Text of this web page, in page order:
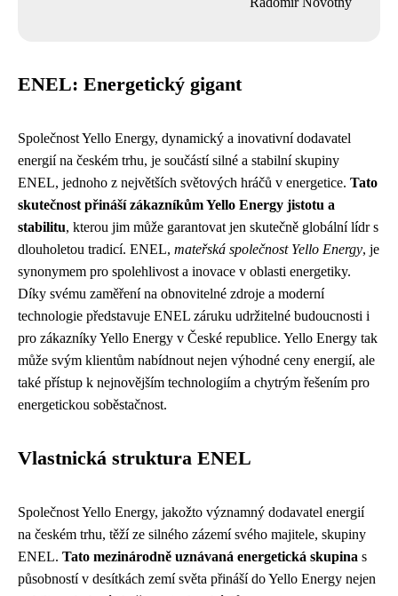
ENEL: Energetický gigant
Společnost Yello Energy, dynamický a inovativní dodavatel
energií na českém trhu, je součástí silné a stabilní skupiny
ENEL, jednoho z největších světových hráčů v energetice. Tato
skutečnost přináší zákazníkům Yello Energy jistotu a
stabilitu, kterou jim může garantovat jen skutečně globální lídr s
dlouholetou tradicí. ENEL, mateřská společnost Yello Energy, je
synonymem pro spolehlivost a inovace v oblasti energetiky.
Díky svému zaměření na obnovitelné zdroje a moderní
technologie představuje ENEL záruku udržitelné budoucnosti i
pro zákazníky Yello Energy v České republice. Yello Energy tak
může svým klientům nabídnout nejen výhodné ceny energií, ale
také přístup k nejnovějším technologiím a chytrým řešením pro
energetickou soběstačnost.
Vlastnická struktura ENEL
Společnost Yello Energy, jakožto významný dodavatel energií
na českém trhu, těží ze silného zázemí svého majitele, skupiny
ENEL. Tato mezinárodně uznávaná energetická skupina s
působností v desítkách zemí světa přináší do Yello Energy nejen